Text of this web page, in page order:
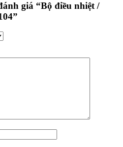
giá “Bộ điều nhiệt /